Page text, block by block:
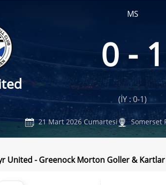
MS
0 - 1
(İY : 0-1)
21 Mart 2026 Cumartesi Somerset
United - Greenock Morton Goller &